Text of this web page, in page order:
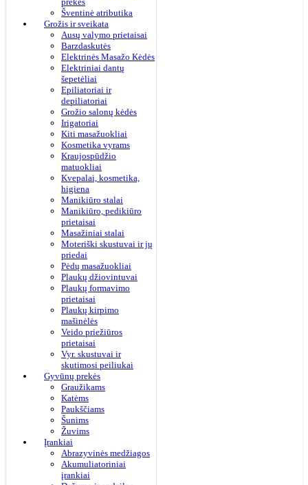
Šventinė atributika
Grožis ir sveikata
Ausų valymo prietaisai
Barzdaskutės
Elektrinės Masažo Kėdės
Elektriniai dantų
šepetėliai
Epiliatoriai ir
depiliatoriai
Grožio salonų kėdės
Irigatoriai
Kiti masažuokliai
Kosmetika vyrams
Kraujospūdžio
matuokliai
Kvepalai, kosmetika,
higiena
Manikiūro stalai
Manikiūro, pedikiūro
prietaisai
Masažiniai stalai
Moteriški skustuvai ir jų
priedai
Pėdų masažuokliai
Plaukų džiovintuvai
Plaukų formavimo
prietaisai
Plaukų kirpimo
mašinėlės
Veido priežiūros
prietaisai
Vyr. skustuvai ir
skutimosi peiliukai
Gyvūnų prekės
Graužikams
Katėms
Paukščiams
Šunims
Žuvims
Įrankiai
Abrazyvinės medžiagos
Akumuliatoriniai
įrankiai